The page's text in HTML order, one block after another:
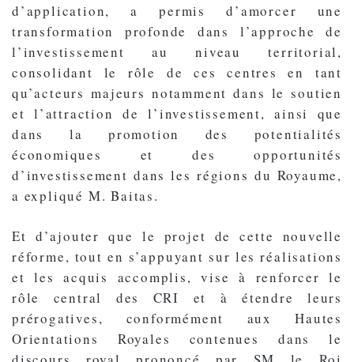
d’application, a permis d’amorcer une
transformation profonde dans l’approche de
l’investissement au niveau territorial,
consolidant le rôle de ces centres en tant
qu’acteurs majeurs notamment dans le soutien
et l’attraction de l’investissement, ainsi que
dans la promotion des potentialités
économiques et des opportunités
d’investissement dans les régions du Royaume,
a expliqué M. Baitas.
Et d’ajouter que le projet de cette nouvelle
réforme, tout en s’appuyant sur les réalisations
et les acquis accomplis, vise à renforcer le
rôle central des CRI et à étendre leurs
prérogatives, conformément aux Hautes
Orientations Royales contenues dans le